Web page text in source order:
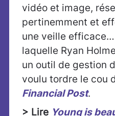
vidéo et image,
pertinemment et
une veille
laquelle Ryan
un outil de gestion
voulu tordre le cou
Financial Post.
> Lire Young is